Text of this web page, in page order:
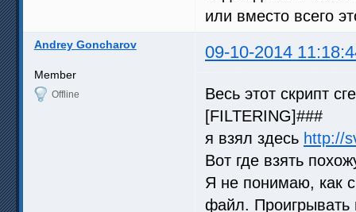
или вместо всего
Andrey Goncharov 09-10-2014
Member
Offline
Весь этот скрипт
[FILTERING]###
я взял здесь http://
Вот где взять
Я не понимаю, как
файл. Проигрывать